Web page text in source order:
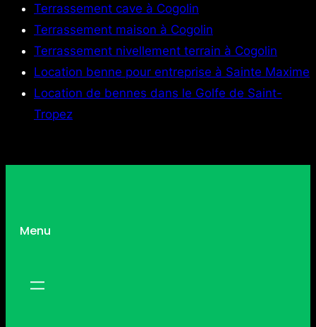
Terrassement cave à Cogolin
Terrassement maison à Cogolin
Terrassement nivellement terrain à Cogolin
Location benne pour entreprise à Sainte Maxime
Location de bennes dans le Golfe de Saint-
Tropez
Menu